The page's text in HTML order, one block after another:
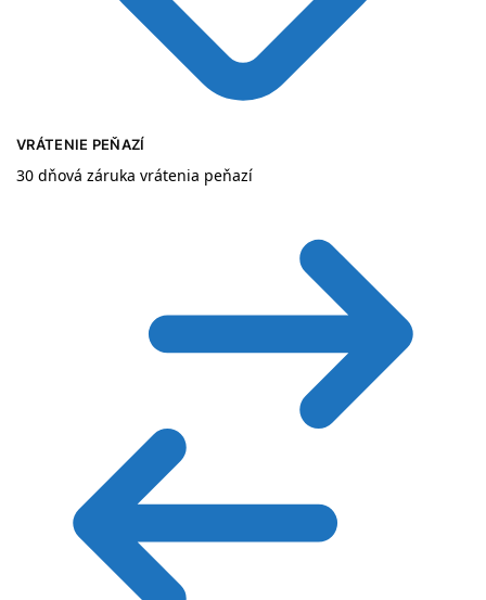
VRÁTENIE PEŇAZÍ
30 dňová záruka vrátenia peňazí